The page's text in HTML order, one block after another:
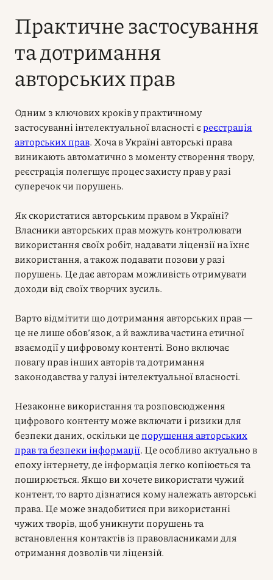
Практичне застосування
та дотримання
авторських прав
Одним з ключових кроків у практичному
застосуванні інтелектуальної власності є реєстрація
авторських прав. Хоча в Україні авторські права
виникають автоматично з моменту створення твору,
реєстрація полегшує процес захисту прав у разі
суперечок чи порушень.
Як скористатися авторським правом в Україні?
Власники авторських прав можуть контролювати
використання своїх робіт, надавати ліцензії на їхнє
використання, а також подавати позови у разі
порушень. Це дає авторам можливість отримувати
доходи від своїх творчих зусиль.
Варто відмітити що дотримання авторських прав —
це не лише обов’язок, а й важлива частина етичної
взаємодії у цифровому контенті. Воно включає
повагу прав інших авторів та дотримання
законодавства у галузі інтелектуальної власності.
Незаконне використання та розповсюдження
цифрового контенту може включати і ризики для
безпеки даних, оскільки цепорушення авторських
прав та безпеки інформації. Це особливо актуально в
епоху інтернету, де інформація легко копіюється та
поширюється. Якщо ви хочете використати чужий
контент, то варто дізнатися кому належать авторські
права. Це може знадобитися при використанні
чужих творів, щоб уникнути порушень та
встановлення контактів із правовласниками для
отримання дозволів чи ліцензій.